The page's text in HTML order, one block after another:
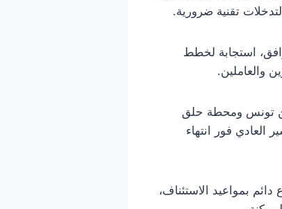
تقنية ضرورية.
استجابة لخطط
والعاملين.
تونس ومحطة حلق
العادي فور انتهاء
بمواعيد الاستئناف،